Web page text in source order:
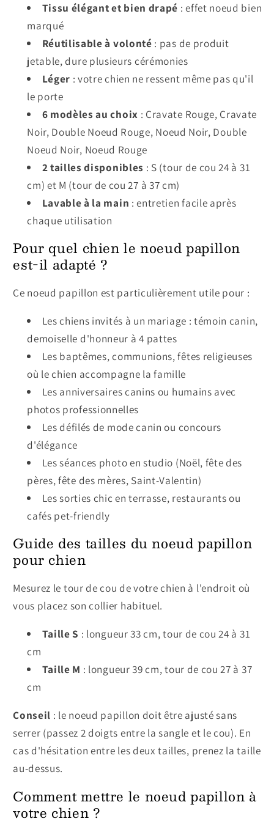
Tissu élégant et bien drapé : effet noeud bien
marqué
Réutilisable à volonté : pas de produit
jetable, dure plusieurs cérémonies
Léger : votre chien ne ressent même pas qu'il
le porte
6 modèles au choix : Cravate Rouge, Cravate
Noir, Double Noeud Rouge, Noeud Noir, Double
Noeud Noir, Noeud Rouge
2 tailles disponibles : S (tour de cou 24 à 31
cm) et M (tour de cou 27 à 37 cm)
Lavable à la main : entretien facile après
chaque utilisation
Pour quel chien le noeud papillon
est-il adapté ?
Ce noeud papillon est particulièrement utile pour :
Les chiens invités à un mariage : témoin canin,
demoiselle d'honneur à 4 pattes
Les baptêmes, communions, fêtes religieuses
où le chien accompagne la famille
Les anniversaires canins ou humains avec
photos professionnelles
Les défilés de mode canin ou concours
d'élégance
Les séances photo en studio (Noël, fête des
pères, fête des mères, Saint-Valentin)
Les sorties chic en terrasse, restaurants ou
cafés pet-friendly
Guide des tailles du noeud papillon
pour chien
Mesurez le tour de cou de votre chien à l'endroit où
vous placez son collier habituel.
Taille S : longueur 33 cm, tour de cou 24 à 31
cm
Taille M : longueur 39 cm, tour de cou 27 à 37
cm
Conseil : le noeud papillon doit être ajusté sans
serrer (passez 2 doigts entre la sangle et le cou). En
cas d'hésitation entre les deux tailles, prenez la taille
au-dessus.
Comment mettre le noeud papillon à
votre chien ?